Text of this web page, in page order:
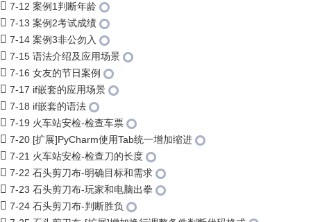
7-12 案例1判断年龄
7-13 案例2考试成绩
7-14 案例3非公勿入
7-15 语法介绍及应用场景
7-16 女友的节日案例
7-17 if嵌套的应用场景
7-18 if嵌套的语法
7-19 火车站安检-检查车票
7-20 [扩展]PyCharm使用Tab统一增加缩进
7-21 火车站安检-检查刀的长度
7-22 石头剪刀布-明确目标和需求
7-23 石头剪刀布-玩家和电脑出拳
7-24 石头剪刀布-判断胜负